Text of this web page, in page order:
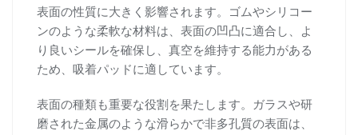
表面の性質に大きく影響されます。ゴムやシリコー
ンのような柔軟な材料は、表面の凹凸に適合し、よ
り良いシールを確保し、真空を維持する能力がある
ため、吸着パッドに適しています。
表面の種類も重要な役割を果たします。ガラスや研
磨された金属のような滑らかで非多孔質の表面は、